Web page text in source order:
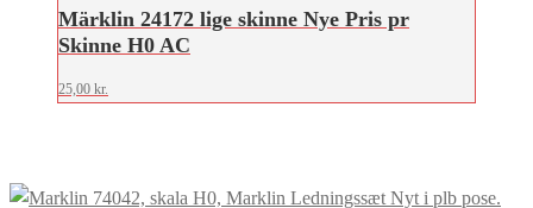
Märklin 24172 lige skinne Nye Pris pr
Skinne H0 AC
25,00 kr.